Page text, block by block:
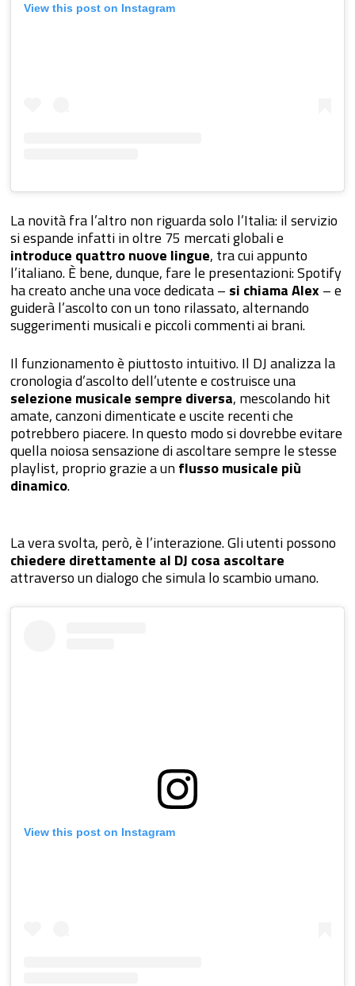
View this post on Instagram
La novità fra l’altro non riguarda solo l’Italia: il servizio
si espande infatti in oltre 75 mercati globali e
introduce quattro nuove lingue, tra cui appunto
l’italiano. È bene, dunque, fare le presentazioni: Spotify
ha creato anche una voce dedicata – si chiama Alex – e
guiderà l’ascolto con un tono rilassato, alternando
suggerimenti musicali e piccoli commenti ai brani.
Il funzionamento è piuttosto intuitivo. Il DJ analizza la
cronologia d’ascolto dell’utente e costruisce una
selezione musicale sempre diversa, mescolando hit
amate, canzoni dimenticate e uscite recenti che
potrebbero piacere. In questo modo si dovrebbe evitare
quella noiosa sensazione di ascoltare sempre le stesse
playlist, proprio grazie a unflusso musicale più
dinamico.
La vera svolta, però, è l’interazione. Gli utenti possono
chiedere direttamente al DJ cosa ascoltare
attraverso un dialogo che simula lo scambio umano.
View this post on Instagram